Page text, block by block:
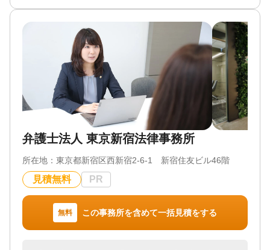
いただく直接相談か、zoom・電話などを使用したオ
ンライン相談がご利用いただけます。
③ 複数の士業が連携して相続手続きに対応
========================
ベリーベストグループは、行政書士はもちろんのこ
と、弁護士・税理士・司法書士などの多数の士業が
在籍する専門家の集団です。
て「遺産相続専門チーム」を設けており、お客さま
のお悩みに応じて各士業が連携できる体制を整えて
います。
ベリーベストは遺産相続の手続きやトラブル解決は
もちろんのこと、相続税に関するご相談など、相続
そのようなお客様に対し、相続・登記に精通した司
法書士が状況を丁寧に整理し、必要な手続きと解決
までの道筋をわかりやすくご案内します。
「三聖トラスト会計事務所」グループの一員とし
て、登記手続きにとどまらず、相続手続き、生前対
策、税務に関するご相談まで、各分野の専門家と連
携しながらワンストップでサポートいたします。
お客様一人ひとりの状況や将来設計に寄り添い、安
す。
【選ばれる理由】
・電話、メール、LINEによるスピーディーなレスポ
弁護士法人 東京新宿法律事務所
所在地： 東京都新宿区西新宿2-6-1 新宿住友ビル46階
見積無料 PR
無料 この事務所を含めて一括見積をする